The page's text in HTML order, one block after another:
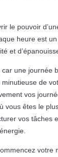
le pouvoir
heure est
et
une journée
minutieuse de
vos
vous êtes le
vos tâches
votre